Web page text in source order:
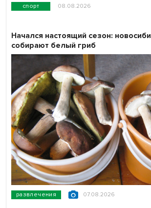
спорт 08.08.2026
развлечения 07.08.2026
Начался настоящий сезон:
собирают белый гриб